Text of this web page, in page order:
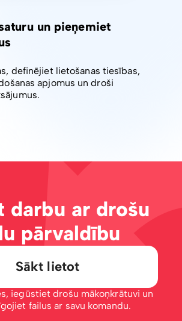
un pieņemiet
definējiet lietošanas tiesības,
apjomus un droši
darbu ar drošu
pārvaldību
Sākt lietot
iegūstiet drošu mākoņkrātuvi un
failus ar savu komandu.